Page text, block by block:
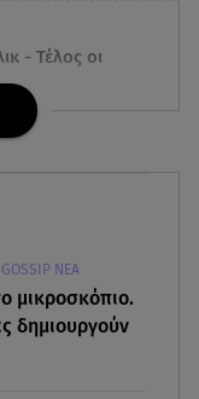
- Τέλος οι
ότι
χωρίς να
GOSSIP ΝΕΑ
μικροσκόπιο.
δημιουργούν